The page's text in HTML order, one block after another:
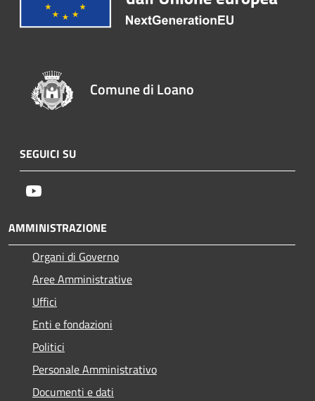
Comune di Loano
SEGUICI SU
AMMINISTRAZIONE
Organi di Governo
Aree Amministrative
Uffici
Enti e fondazioni
Politici
Personale Amministrativo
Documenti e dati